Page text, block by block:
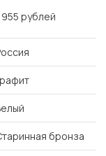
955 рублей
бронза